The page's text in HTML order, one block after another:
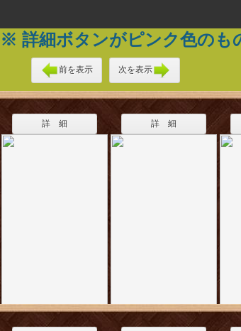
※ 詳細ボタンがピンク色のも
前を表示 次を表示
詳 細 詳 細